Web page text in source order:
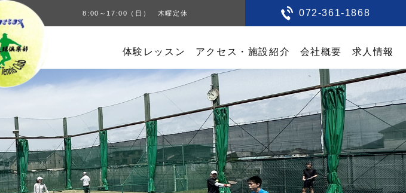
8:00～17:00（日） 木曜定休 072-361-1868
体験レッスン アクセス・施設紹介 会社概要 求人情報